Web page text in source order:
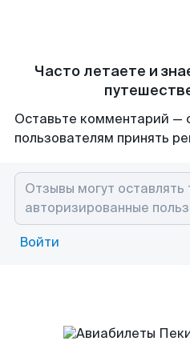
Часто летаете и
Оставьте комментарий —
пользователям принять
Войти